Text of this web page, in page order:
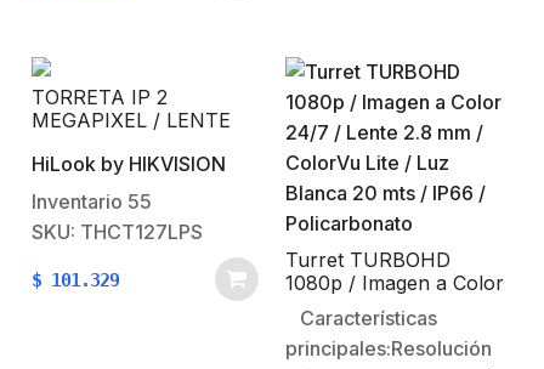
infrarrojo: 30 mts Smart
IR.Funciones normales:
WDR 120 dB / BLC / 3D-
DNR.Compresión:
H.265+ / H.265 /…
infrarrojo: 30 mts Smart
IR.Funciones normales:
dWDR / BLC /…
TORRETA IP 2
MEGAPIXEL / LENTE
20 MTS IR / 20 MTS
LUZ BLANCA /
IP676/(TVI/AHD/CVI/CVBS/
AUDIO POR COAXIAL
HiLook by HIKVISION
Inventario 55
SKU: THCT127LPS
$ 101.329
Turret TURBOHD
1080p / Imagen a Color
24/7 / Lente 2.8 mm /
ColorVu Lite / Luz
Blanca 20 mts / IP66 /
Características
principales:Resolución